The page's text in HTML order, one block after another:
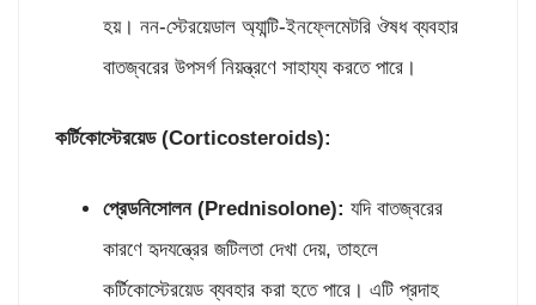
হয়। নন-স্টেরয়েডাল অ্যান্টি-ইনফ্লেমেটরি ঔষধ ব্যবহার
বাতজ্বরের উপসর্গ নিয়ন্ত্রণে সাহায্য করতে পারে।
কর্টিকোস্টেরয়েড (Corticosteroids):
প্রেডনিসোলন (Prednisolone): যদি বাতজ্বরের
কারণে হৃদযন্ত্রের জটিলতা দেখা দেয়, তাহলে
কর্টিকোস্টেরয়েড ব্যবহার করা হতে পারে। এটি প্রদাহ